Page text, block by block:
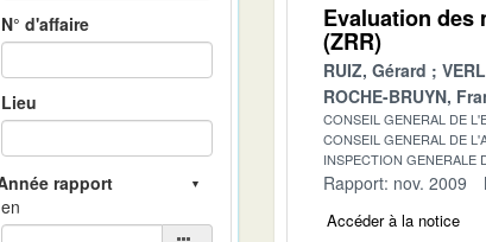
N° d'affaire
Lieu
en
Evaluation des
(ZRR)
RUIZ, Gérard
ROCHE-BRUYN,
CONSEIL GENERAL DE
CONSEIL GENERAL DE
INSPECTION GENERALE
Rapport: nov. 2009
Accéder à la notice